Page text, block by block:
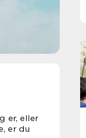
er, eller
er du